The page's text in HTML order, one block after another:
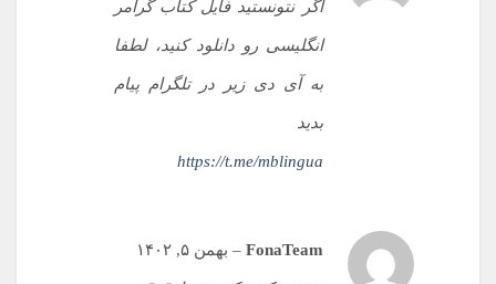
اگر نتونستید فایل کتاب گرامر
انگلیسی رو دانلود کنید، لطفا
به آی دی زیر در تلگرام پیام
بدید
https://t.me/mblingua
FonaTeam
– بهمن ۵, ۱۴۰۲